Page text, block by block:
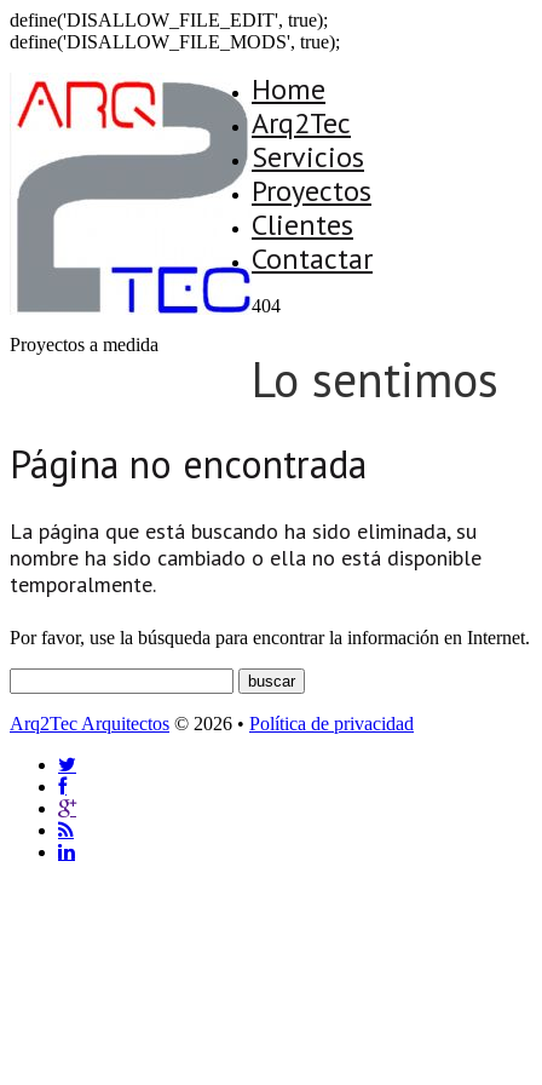
define('DISALLOW_FILE_EDIT', true);
define('DISALLOW_FILE_MODS', true);
Proyectos a medida
Home
Arq2Tec
Servicios
Proyectos
Clientes
Contactar
404
Lo sentimos
Página no encontrada
La página que está buscando ha sido eliminada, su
nombre ha sido cambiado o ella no está disponible
temporalmente.
Por favor, use la búsqueda para encontrar la información en Internet.
Arq2Tec Arquitectos © 2026 • Política de privacidad